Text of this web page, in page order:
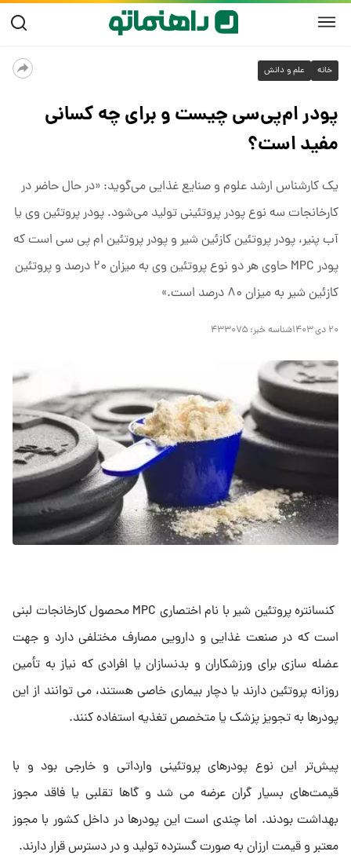
خانه علم و دانش
پودر ام‌پی‌سی چیست و برای چه کسانی
مفید است؟
یک کارشناس ارشد علوم و صنایع غذایی می‌گوید: «در حال حاضر در
کارخانجات سه نوع پودر پروتئینی تولید می‌شود. پودر پروتئین وی یا
آب پنیر، پودر پروتئین کازئین شیر و پودر پروتئین ام پی سی است که
پودر MPC حاوی هر دو نوع پروتئین وی به میزان ۲۰ درصد و پروتئین
کازئین شیر به میزان ۸۰ درصد است.»
۲۰ دی ۱۴۰۳ شناسه خبر: ۴۳۳۰۷۵
کنسانتره پروتئین شیر با نام اختصاری MPC محصول کارخانجات لبنی
است که در صنعت غذایی و دارویی مصارف مختلفی دارد و جهت
عضله سازی برای ورزشکاران و بدنسازان یا افرادی که نیاز به تأمین
روزانه پروتئین دارند یا دچار بیماری خاصی هستند، می توانند از این
پودرها به تجویز پزشک یا متخصص تغذیه استفاده کنند.
پیش‌تر این نوع پودرهای پروتئینی وارداتی و خارجی بود و با
قیمت‌های بسیار گران عرضه می شد و گاها تقلبی یا فاقد مجوز
بهداشت بودند. اما چندی است این پودرها در داخل کشور با مجوز
معتبر و قیمت ارزان به صورت گسترده تولید و در دسترس قرار دارند.